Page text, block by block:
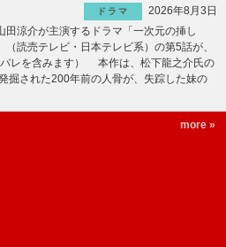
ドラマ
2026年8月3日
田涼介が主演するドラマ「一次元の挿し
（読売テレビ・日本テレビ系）の第5話が、
レを含みます） 本作は、松下龍之介氏の
掘された200年前の人骨が、失踪した妹の
more »